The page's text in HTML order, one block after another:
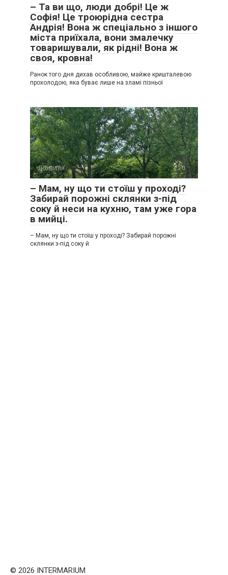
– Та ви що, люди добрі! Це ж
Софія! Це троюрідна сестра
Андрія! Вона ж спеціально з іншого
міста приїхала, вони змалечку
товаришували, як рідні! Вона ж
своя, кровна!
Ранок того дня дихав особливою, майже кришталевою
прохолодою, яка буває лише на зламі пізньої
Дозвілля 0
– Мам, ну що ти стоїш у проході?
Забирай порожні склянки з-під
соку й неси на кухню, там уже гора
в мийці.
– Мам, ну що ти стоїш у проході? Забирай порожні
склянки з-під соку й
© 2026 INTERMARIUM